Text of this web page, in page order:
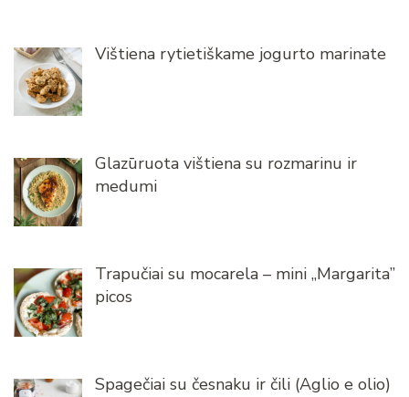
Vištiena rytietiškame jogurto marinate
Glazūruota vištiena su rozmarinu ir
medumi
Trapučiai su mocarela – mini „Margarita”
picos
Spagečiai su česnaku ir čili (Aglio e olio)